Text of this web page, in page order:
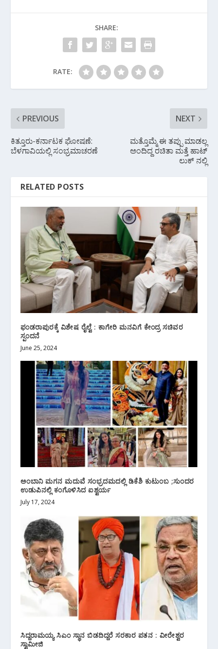
o A
p
p
a
m
SHARE:
RATE:
PREVIOUS
ಕಿತ್ತೂರು-ಕರ್ನಾಟಕ ಘೋಷಣೆ:
ಬೆಳಗಾವಿಯಲ್ಲಿ ಸಂಭ್ರಮಾಚರಣೆ
NEXT
ಮತ್ತೊಮ್ಮೆ ಈ ತಪ್ಪು ಮಾಡಲ್ಲ
ಅಂದಿದ್ದ ರಚಿತಾ ಮತ್ತೆ ಹಾಟ್
ಲುಕ್ ನಲ್ಲಿ
RELATED POSTS
ಫಂಡರಾಪುರಕ್ಕೆ ವಿಶೇಷ ರೈಲ್ವೆ : ಕಾಗೇರಿ ಮನವಿಗೆ ಕೇಂದ್ರ ಸಚಿವರ
ಸ್ಪಂದನೆ
June 25, 2024
ಅಂಬಾನಿ ಮಗನ ಮದುವೆ ಸಂಭ್ರದಮದಲ್ಲಿ ಡಿಕೆಶಿ ಕುಟುಂಬ ;ಸುಂದರ
ಉಡುಪಿನಲ್ಲಿ ಕಂಗೊಳಿಸಿದ ಐಶ್ವರ್ಯ
July 17, 2024
ಸಿದ್ದರಾಮಯ್ಯ ಸಿಎಂ ಸ್ಥಾನ ಬಿಡದಿದ್ದರೆ ಸರಕಾರ ಪತನ : ವೀರೇಶ್ವರ
ಸ್ವಾಮೀಜಿ